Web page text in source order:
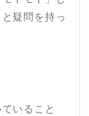
疑問を持っ
いること